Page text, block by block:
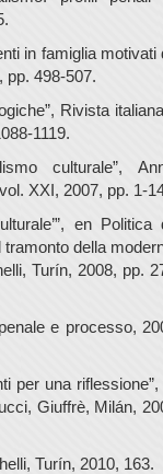
in famiglia motivati
pp. 498-507.
Rivista
1119.
culturale”,
XXI, 2007, pp. 1-
en Politica
della
Turín, 2008, pp.
e processo,
per una
Giuffrè, Milán,
Turín, 2010, 163.